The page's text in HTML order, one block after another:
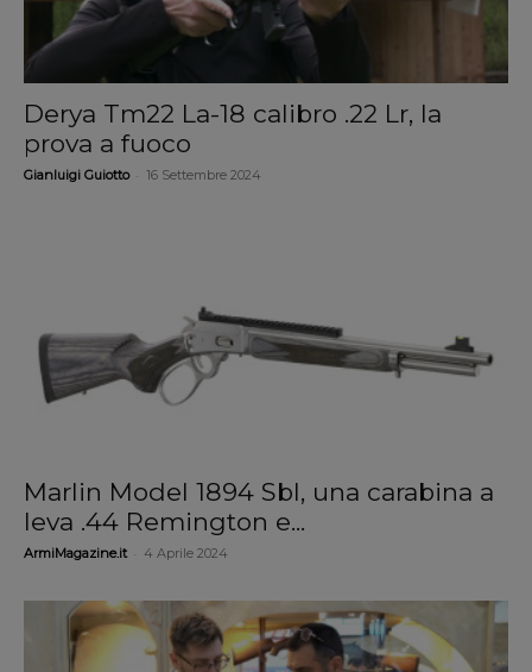
Derya Tm22 La-18 calibro .22 Lr, la
prova a fuoco
Gianluigi Guiotto 16 Settembre 2024
Marlin Model 1894 Sbl, una carabina a
leva .44 Remington e...
ArmiMagazine.it 4 Aprile 2024